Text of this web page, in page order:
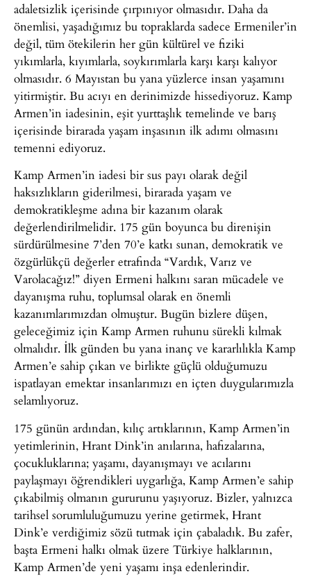
adaletsizlik içerisinde çırpınıyor olmasıdır. Daha da
önemlisi, yaşadığımız bu topraklarda sadece Ermeniler’in
değil, tüm ötekilerin her gün kültürel ve fiziki
yıkımlarla, kıyımlarla, soykırımlarla karşı karşı kalıyor
olmasıdır. 6 Mayıstan bu yana yüzlerce insan yaşamını
yitirmiştir. Bu acıyı en derinimizde hissediyoruz. Kamp
Armen’in iadesinin, eşit yurttaşlık temelinde ve barış
içerisinde birarada yaşam inşasının ilk adımı olmasını
temenni ediyoruz.
Kamp Armen’in iadesi bir sus payı olarak değil
haksızlıkların giderilmesi, birarada yaşam ve
demokratikleşme adına bir kazanım olarak
değerlendirilmelidir. 175 gün boyunca bu direnişin
sürdürülmesine 7’den 70’e katkı sunan, demokratik ve
özgürlükçü değerler etrafında “Vardık, Varız ve
Varolacağız!” diyen Ermeni halkını saran mücadele ve
dayanışma ruhu, toplumsal olarak en önemli
kazanımlarımızdan olmuştur. Bugün bizlere düşen,
geleceğimiz için Kamp Armen ruhunu sürekli kılmak
olmalıdır. İlk günden bu yana inanç ve kararlılıkla Kamp
Armen’e sahip çıkan ve birlikte güçlü olduğumuzu
ispatlayan emektar insanlarımızı en içten duygularımızla
selamlıyoruz.
175 günün ardından, kılıç artıklarının, Kamp Armen’in
yetimlerinin, Hrant Dink’in anılarına, hafızalarına,
çocukluklarına; yaşamı, dayanışmayı ve acılarını
paylaşmayı öğrendikleri uygarlığa, Kamp Armen’e sahip
çıkabilmiş olmanın gururunu yaşıyoruz. Bizler, yalnızca
tarihsel sorumluluğumuzu yerine getirmek, Hrant
Dink’e verdiğimiz sözü tutmak için çabaladık. Bu zafer,
başta Ermeni halkı olmak üzere Türkiye halklarının,
Kamp Armen’de yeni yaşamı inşa edenlerindir.